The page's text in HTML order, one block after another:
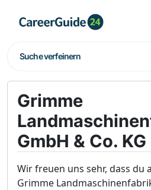
Suche verfeinern
Grimme
GmbH & Co. KG
Wir freuen uns sehr, dass du
Grimme